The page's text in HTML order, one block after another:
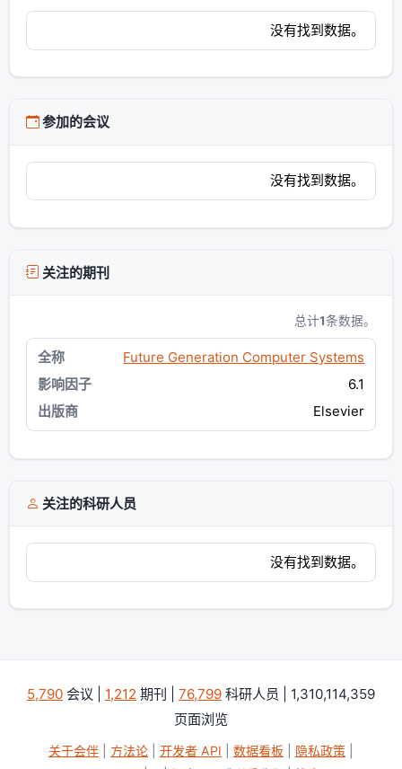
没有找到数据。
参加的会议
没有找到数据。
关注的期刊
总计1条数据。
Future Generation Computer Systems
6.1
Elsevier
关注的科研人员
没有找到数据。
5,790 会议 | 1,212 期刊 | 76,799 科研人员 | 1,310,114,359
页面浏览
关于会伴 方法论 开发者 API 数据看板 隐私政策